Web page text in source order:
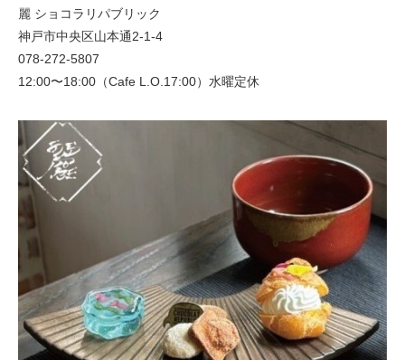
麗 ショコラリパブリック
神戸市中央区山本通2-1-4
078-272-5807
12:00〜18:00（Cafe L.O.17:00）水曜定休